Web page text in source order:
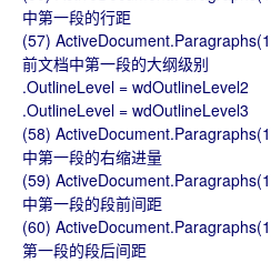
中第一段的行距
(57)
前文档中第一段的大纲级别
.OutlineLevel =
.OutlineLevel =
(58)
中第一段的右缩进量
(59)
中第一段的段前间距
(60)
第一段的段后间距